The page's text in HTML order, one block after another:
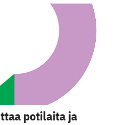
potilaita ja